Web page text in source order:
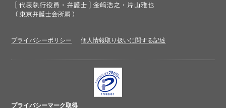
プライバシーポリシー 個人情報取り扱いに関する記述
プライバシーマーク取得